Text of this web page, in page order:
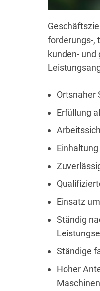
forderungs-,
kunden-
Ortsnaher
Erfüllung
Einsatz
Ständig
Ständige
Hoher